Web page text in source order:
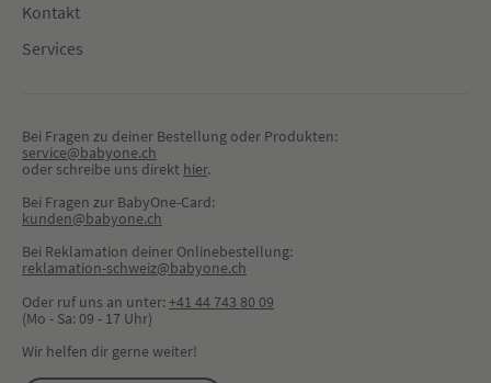
Kontakt
Services
Bei Fragen zu deiner Bestellung oder Produkten:
service@babyone.ch
oder schreibe uns direkt hier.
Bei Fragen zur BabyOne-Card:
kunden@babyone.ch
Bei Reklamation deiner Onlinebestellung:
reklamation-schweiz@babyone.ch
Oder ruf uns an unter:+41 44 743 80 09
(Mo - Sa: 09 - 17 Uhr)
Wir helfen dir gerne weiter!